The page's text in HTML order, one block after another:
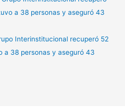
Interinstitucional recuperó 52
a 38 personas y aseguró 43